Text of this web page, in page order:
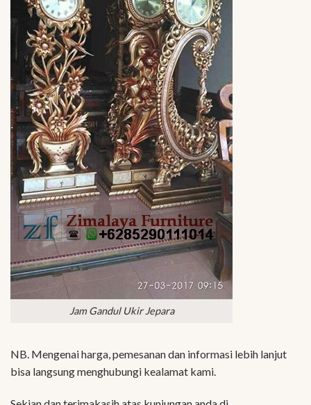
Jam Gandul Ukir Jepara
NB. Mengenai harga, pemesanan dan informasi lebih lanjut
bisa langsung menghubungi kealamat kami.